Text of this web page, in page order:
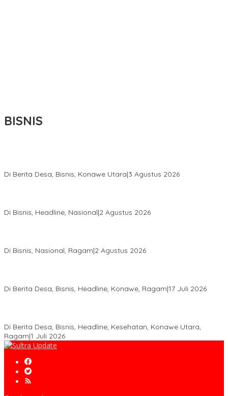
BISNIS
Di Berita Desa, Bisnis, Konawe Utara|3 Agustus 2026
Di Bisnis, Headline, Nasional|2 Agustus 2026
Di Bisnis, Nasional, Ragam|2 Agustus 2026
Di Berita Desa, Bisnis, Headline, Konawe, Ragam|17 Juli 2026
Di Berita Desa, Bisnis, Headline, Kesehatan, Konawe Utara,
Ragam|1 Juli 2026